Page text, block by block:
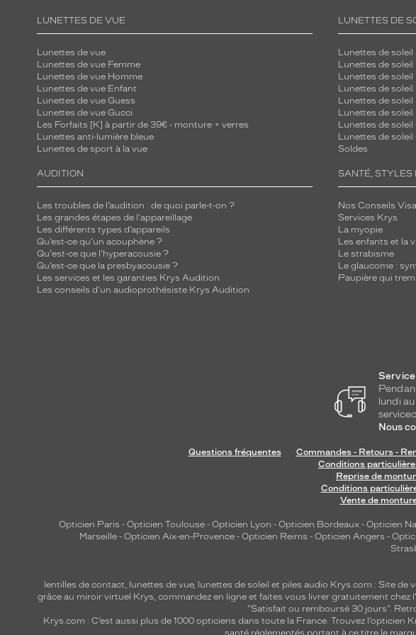
LUNETTES DE VUE
Lunettes de vue
Lunettes de vue Femme
Lunettes de vue Homme
Lunettes de vue Enfant
Lunettes de vue Guess
Lunettes de vue Gucci
Les Forfaits [K] à partir de 39€ - monture + verres
Lunettes anti-lumière bleue
Lunettes de sport à la vue
LUNETTES DE
Lunettes de soleil
Lunettes de soleil
Lunettes de
Lunettes de soleil
Lunettes de soleil
Lunettes de soleil
Lunettes de soleil
Lunettes de soleil
Soldes
AUDITION
Les troubles de l’audition : de quoi parle-t-on ?
Les grandes étapes de l'appareillage
Les différents types d’appareils
Qu’est-ce qu'un acouphène ?
Qu'est-ce que l'hyperacousie ?
Qu’est-ce que la presbyacousie ?
Les services et les garanties Krys Audition
Les conseils d'un audioprothésiste Krys Audition
SANTÉ, STYLES
Nos Conseils
Services Krys
La myopie
Les enfants et la
Le strabisme
Le glaucome :
Paupière qui
lundi
Nous
Questions fréquentes Commandes - Retours -
Conditions
Reprise de
Conditions
Vente de
Opticien Paris - Opticien Toulouse - Opticien Lyon - Opticien Bordeaux - Opticien
Marseille - Opticien Aix-en-Provence - Opticien Reims - Opticien Angers -
lentilles de contact, lunettes de vue, lunettes de soleil et piles audio Krys.com : Site de
grâce au miroir virtuel Krys, commandez en ligne et faites vous livrer gratuitement
"Satisfait ou remboursé 30 jours".
Krys.com : C’est aussi plus de 1000 opticiens dans toute la France. Trouvez l’opticien
santé réglementés portant à ce titre le